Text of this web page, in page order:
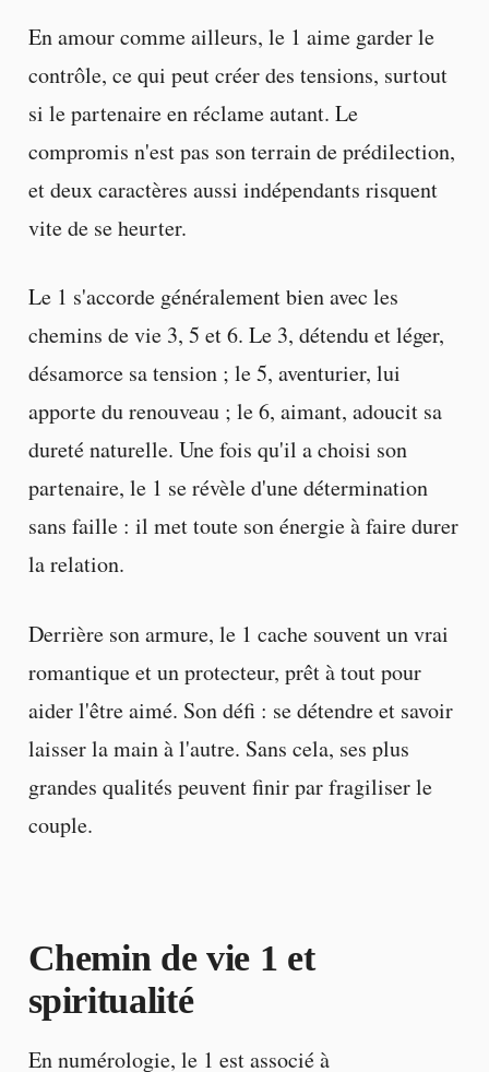
En amour comme ailleurs, le 1 aime garder le
contrôle, ce qui peut créer des tensions, surtout
si le partenaire en réclame autant. Le
compromis n'est pas son terrain de prédilection,
et deux caractères aussi indépendants risquent
vite de se heurter.
Le 1 s'accorde généralement bien avec les
chemins de vie 3, 5 et 6. Le 3, détendu et léger,
désamorce sa tension ; le 5, aventurier, lui
apporte du renouveau ; le 6, aimant, adoucit sa
dureté naturelle. Une fois qu'il a choisi son
partenaire, le 1 se révèle d'une détermination
sans faille : il met toute son énergie à faire durer
la relation.
Derrière son armure, le 1 cache souvent un vrai
romantique et un protecteur, prêt à tout pour
aider l'être aimé. Son défi : se détendre et savoir
laisser la main à l'autre. Sans cela, ses plus
grandes qualités peuvent finir par fragiliser le
couple.
Chemin de vie 1 et
spiritualité
En numérologie, le 1 est associé à